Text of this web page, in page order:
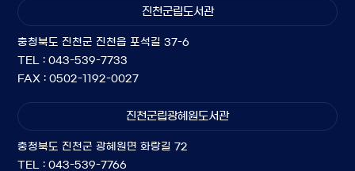
진천군립도서관
충청북도 진천군 진천읍 포석길 37-6
TEL : 043-539-7733
FAX : 0502-1192-0027
진천군립광혜원도서관
충청북도 진천군 광혜원면 화랑길 72
TEL : 043-539-7766